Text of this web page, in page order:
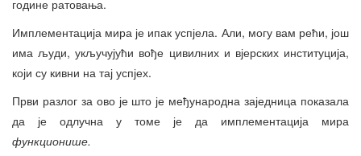
године ратовања.
Имплементација мира је ипак успјела. Али, могу вам рећи, још
има људи, укључујући вође цивилних и вјерских институција,
који су кивни на тај успјех.
Први разлог за ово је што је међународна заједница показала
да је одлучна у томе је да имплементација мира
функционише.